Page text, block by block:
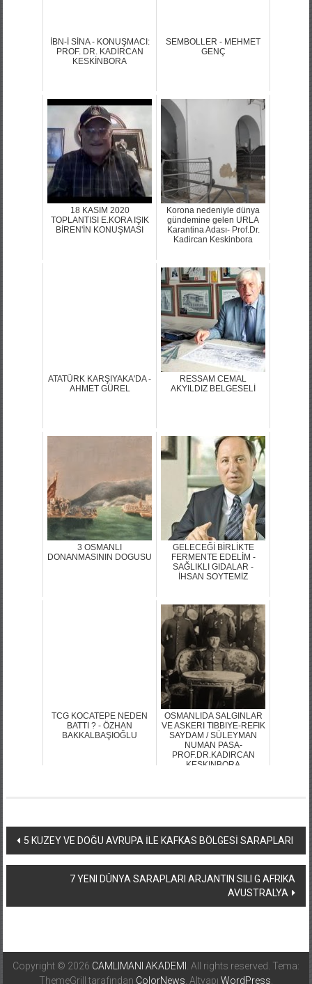
İBN-İ SİNA - KONUŞMACI:
PROF. DR. KADİRCAN
KESKİNBORA
SEMBOLLER - MEHMET
GENÇ
18 KASIM 2020
TOPLANTISI E.KORA IŞIK
BİREN'İN KONUŞMASI
Korona nedeniyle dünya
gündemine gelen URLA
Karantina Adası- Prof.Dr.
Kadircan Keskinbora
ATATÜRK KARŞIYAKA'DA -
AHMET GÜREL
RESSAM CEMAL
AKYILDIZ BELGESELİ
3 OSMANLI
DONANMASININ DOGUSU
GELECEĞİ BİRLİKTE
FERMENTE EDELİM -
SAĞLIKLI GIDALAR -
İHSAN SOYTEMİZ
TCG KOCATEPE NEDEN
BATTI ? - ÖZHAN
BAKKALBAŞIOĞLU
OSMANLIDA SALGINLAR
VE ASKERI TIBBIYE-REFIK
SAYDAM / SÜLEYMAN
NUMAN PASA-
PROF.DR.KADIRCAN
KESKINBORA
Yazı
dolaşımı
5 KUZEY VE DOĞU AVRUPA İLE KAFKAS BÖLGESİ SARAPLARI
7 YENI DÜNYA SARAPLARI ARJANTIN SILI G AFRIKA
AVUSTRALYA
Copyright © 2026 CAMLIMANI AKADEMI
. All rights reserved. Tema:
ThemeGrill tarafından ColorNews . Altyapı WordPress